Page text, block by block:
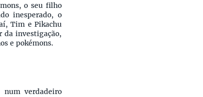
o seu filho
inesperado, o
Tim e Pikachu
da investigação,
e pokémons.
verdadeiro